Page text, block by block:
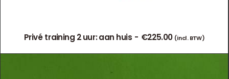
Privé training 2 uur: aan huis €225.00 (incl. BTW)
TOEVOEGEN AAN WINKELWAGEN